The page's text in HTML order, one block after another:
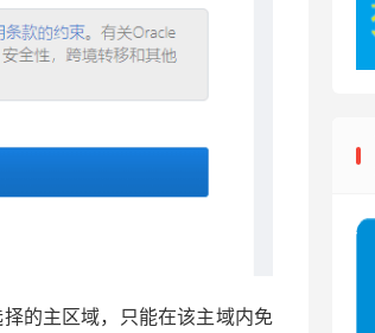
的主区域，只能在该主域内免